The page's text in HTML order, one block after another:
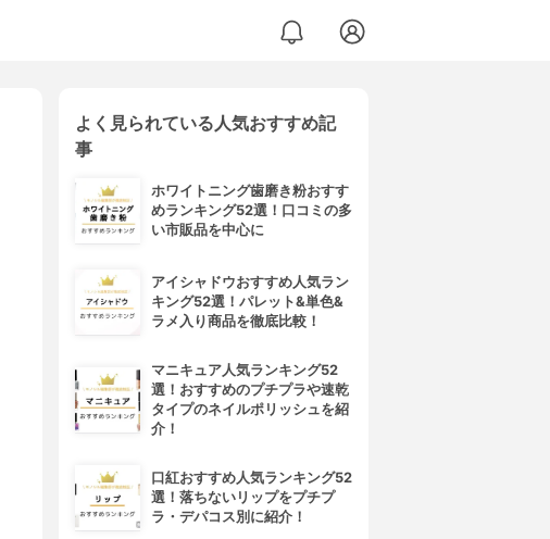
よく見られている人気おすすめ記
事
ホワイトニング歯磨き粉おすす
めランキング52選！口コミの多
い市販品を中心に
アイシャドウおすすめ人気ラン
キング52選！パレット&単色&
ラメ入り商品を徹底比較！
マニキュア人気ランキング52
選！おすすめのプチプラや速乾
タイプのネイルポリッシュを紹
介！
口紅おすすめ人気ランキング52
選！落ちないリップをプチプ
ラ・デパコス別に紹介！